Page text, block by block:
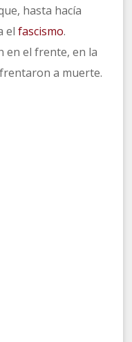
hasta hacía
el fascismo.
en el frente, en la
a muerte.